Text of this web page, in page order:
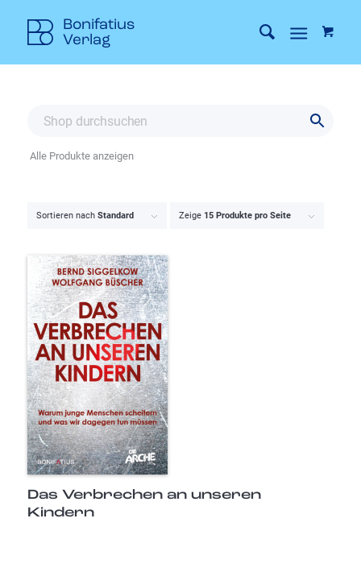
Sortieren nach Standard Zeige 15 Produkte pro Seite
Das Verbrechen an unseren
Kindern
Alle Produkte anzeigen